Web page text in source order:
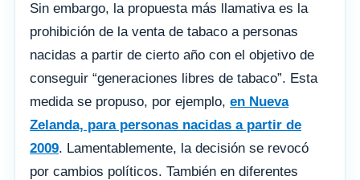
Sin embargo, la propuesta más llamativa es la
prohibición de la venta de tabaco a personas
nacidas a partir de cierto año con el objetivo de
conseguir “generaciones libres de tabaco”. Esta
medida se propuso, por ejemplo, en Nueva
Zelanda, para personas nacidas a partir de
2009. Lamentablemente, la decisión se revocó
por cambios políticos. También en diferentes